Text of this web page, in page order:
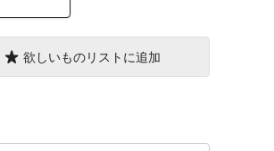
欲しいものリストに追加